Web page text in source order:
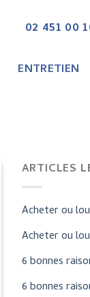
02 451 00
ENTRETIEN
ARTICLES
Acheter ou
Acheter ou
6 bonnes
6 bonnes